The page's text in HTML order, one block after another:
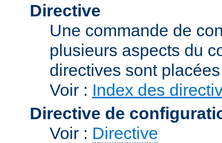
Directive
Une commande de
plusieurs aspects du
directives sont
Voir : Index des
Directive de
Voir : Directive